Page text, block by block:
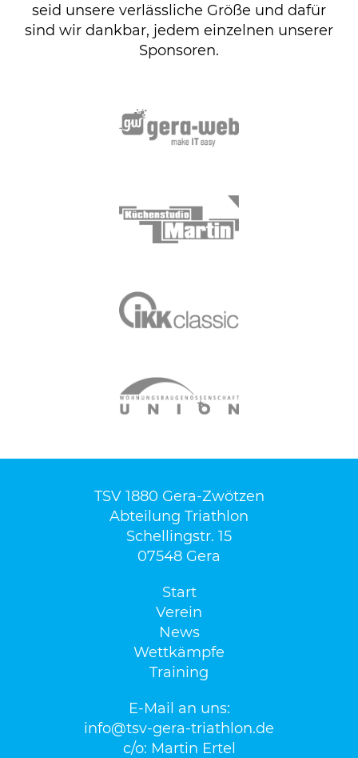
seid unsere verlässliche Größe und dafür
sind wir dankbar, jedem einzelnen unserer
Sponsoren.
TSV 1880 Gera-Zwötzen
Abteilung Triathlon
Schellingstr. 15
07548 Gera
Start
Verein
News
Wettkämpfe
Training
E-Mail an uns:
info@tsv-gera-triathlon.de
c/o: Martin Ertel